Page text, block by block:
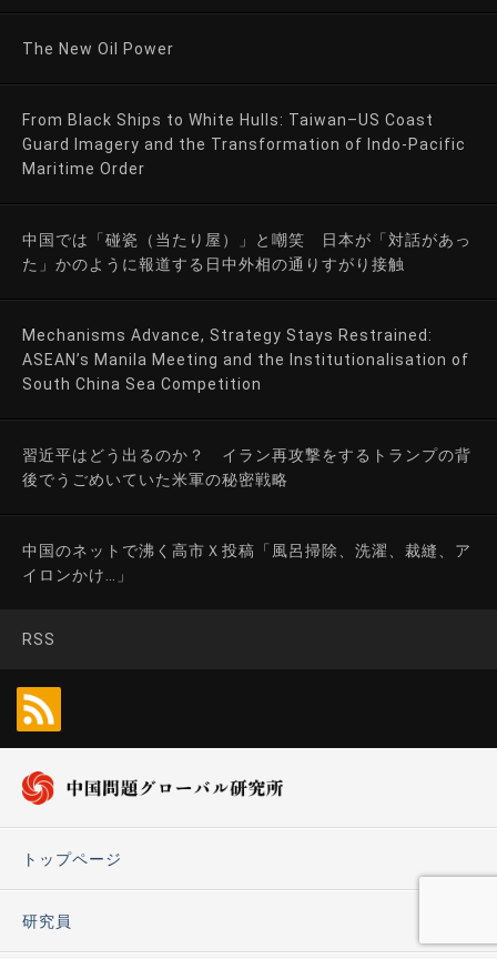
The New Oil Power
From Black Ships to White Hulls: Taiwan–US Coast
Guard Imagery and the Transformation of Indo-Pacific
Maritime Order
中国では「碰瓷（当たり屋）」と嘲笑 日本が「対話があっ
た」かのように報道する日中外相の通りすがり接触
Mechanisms Advance, Strategy Stays Restrained:
ASEAN’s Manila Meeting and the Institutionalisation of
South China Sea Competition
習近平はどう出るのか？ イラン再攻撃をするトランプの背
後でうごめいていた米軍の秘密戦略
中国のネットで沸く高市Ｘ投稿「風呂掃除、洗濯、裁縫、ア
イロンかけ…」
RSS
トップページ
研究員